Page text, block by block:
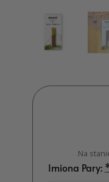
Na
Imiona Pary: